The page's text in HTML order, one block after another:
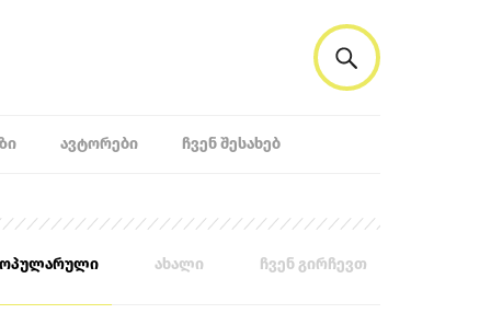
ᲐᲕᲢᲝᲠᲔᲑᲘ ᲩᲕᲔᲜ ᲨᲔᲡᲐᲮᲔᲑ
ახალი ჩვენ გირჩევთ